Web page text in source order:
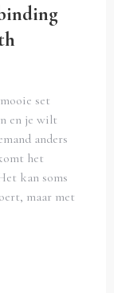
set
en je wilt
anders
het
kan soms
maar met